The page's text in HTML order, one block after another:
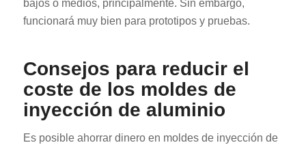
bajos o medios, principalmente. Sin embargo,
funcionará muy bien para prototipos y pruebas.
Consejos para reducir el
coste de los moldes de
inyección de aluminio
Es posible ahorrar dinero en moldes de inyección de